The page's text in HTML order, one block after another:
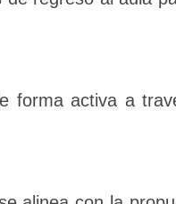
forma activa a